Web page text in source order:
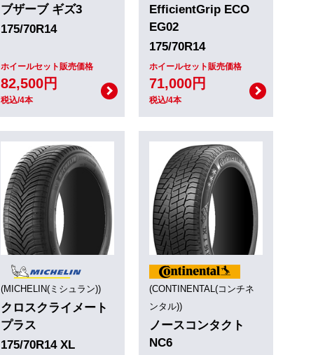
ブザーブ ギズ3
175/70R14
ホイールセット販売価格
82,500円
税込/4本
EfficientGrip ECO
EG02
175/70R14
ホイールセット販売価格
71,000円
税込/4本
(MICHELIN(ミシュラン))
クロスクライメート
プラス
175/70R14 XL
(CONTINENTAL(コンチネ
ンタル))
ノースコンタクト
NC6